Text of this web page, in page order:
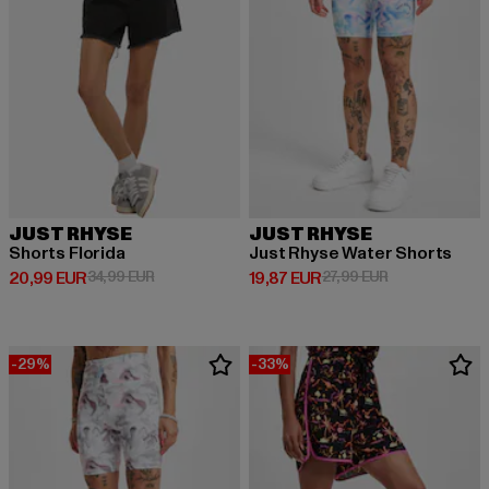
JUST RHYSE
Shorts Florida
20,99 EUR
Derzeitiger Preis: 20,99 EUR
34,99 EURAktionspreis: 34,99 EUR
JUST RHYSE
Just Rhyse Water Shorts
19,87 EUR
Derzeitiger Preis: 19,87 EUR
27,99 EURAktionspreis:
-29% -33%